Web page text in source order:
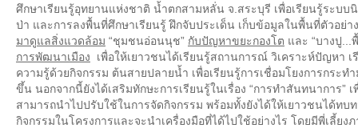
ศึกษาเรียนรู้อุทยานแห่งชาติ น้ำตกสามหลั่น จ.สระบุรี เพื่อเรียนรู้ระบบ
ป่า และการลงพื้นที่ศึกษาเรียนรู้ ฝึกจับประเด็น เก็บข้อมูลในพื้นที่ตัวอย่
มาดูแลสิ่งแวดล้อม “ชุมชนอ่อนนุช” กับปัญหาขยะกองโต และ “บางปู
การพัฒนาเมือง เพื่อให้เยาวชนได้เรียนรู้สถานการณ์ วิเคราะห์ปัญหา
ความรู้ด้วยกิจกรรม ต้นสายปลายน้ำ เพื่อเรียนรู้การเชื่อมโยงการกระ
ขึ้น นอกจากนี้ยังได้เสริมทักษะการเรียนรู้ในเรื่อง “การทำสันทนาการ”
สามารถนำไปปรับใช้ในการจัดกิจกรรม พร้อมทั้งยังได้ให้เยาวชนได้ทบ
กิจกรรมในโครงการและจะนำเครื่องมือที่ได้ไปใช้อย่างไร โดยมีพี่เลี้ย